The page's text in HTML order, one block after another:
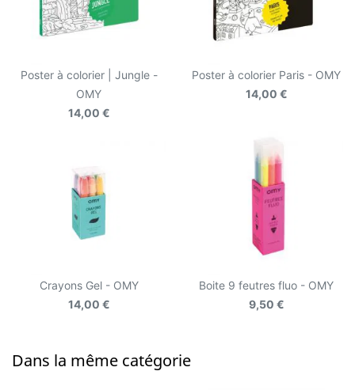
Poster à colorier | Jungle -
OMY
14,00 €
Poster à colorier Paris - OMY
14,00 €
Crayons Gel - OMY
14,00 €
Boite 9 feutres fluo - OMY
9,50 €
Dans la même catégorie